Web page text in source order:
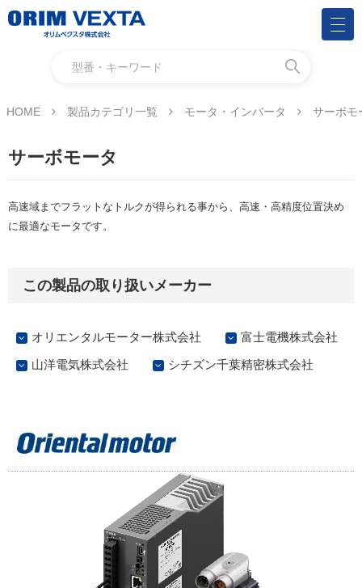
HOME 製品カテゴリ一覧 モータ・インバータ サーボモ
サーボモータ
高速域までフラットなトルクが得られる事から、高速・高精度位置決め
に最適なモータです。
この製品の取り扱いメーカー
オリエンタルモーター株式会社
富士電機株式会社
山洋電気株式会社
シチズン千葉精密株式会社